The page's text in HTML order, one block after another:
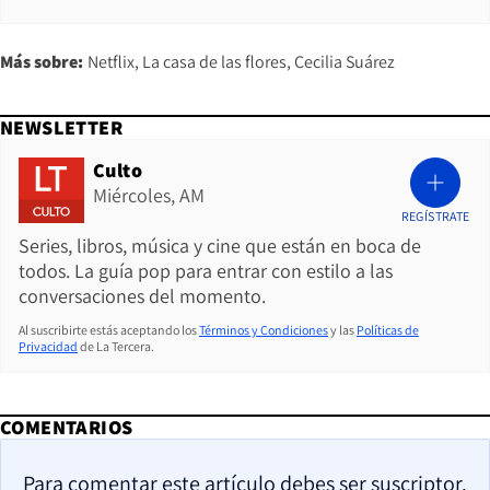
Más sobre: Netflix La casa de las flores Cecilia Suárez
NEWSLETTER
Culto
Miércoles, AM
Series, libros, música y cine que están en boca de
todos. La guía pop para entrar con estilo a las
conversaciones del momento.
REGÍSTRATE
Al suscribirte estás aceptando losTérminos y Condicionesy las Políticas de
Privacidad de La Tercera.
COMENTARIOS
Para comentar este artículo debes ser suscriptor.